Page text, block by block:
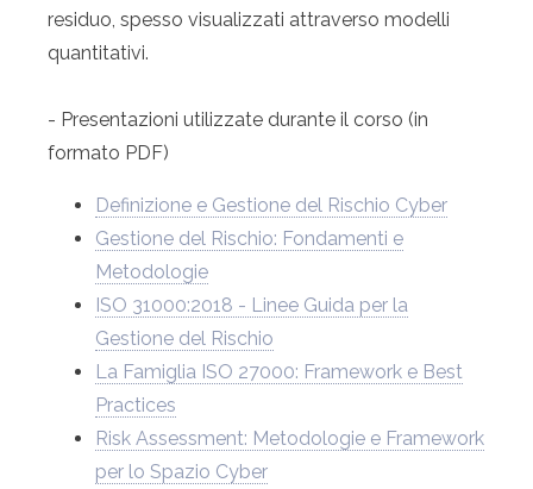
residuo, spesso visualizzati attraverso modelli
quantitativi.
- Presentazioni utilizzate durante il corso (in
formato PDF)
Definizione e Gestione del Rischio Cyber
Gestione del Rischio: Fondamenti e
Metodologie
ISO 31000:2018 - Linee Guida per la
Gestione del Rischio
La Famiglia ISO 27000: Framework e Best
Practices
Risk Assessment: Metodologie e Framework
per lo Spazio Cyber